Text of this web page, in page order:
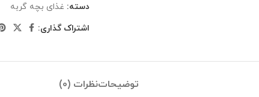
دسته: غذای بچه گربه
اشتراک گذاری:
توضیحاتنظرات (0)